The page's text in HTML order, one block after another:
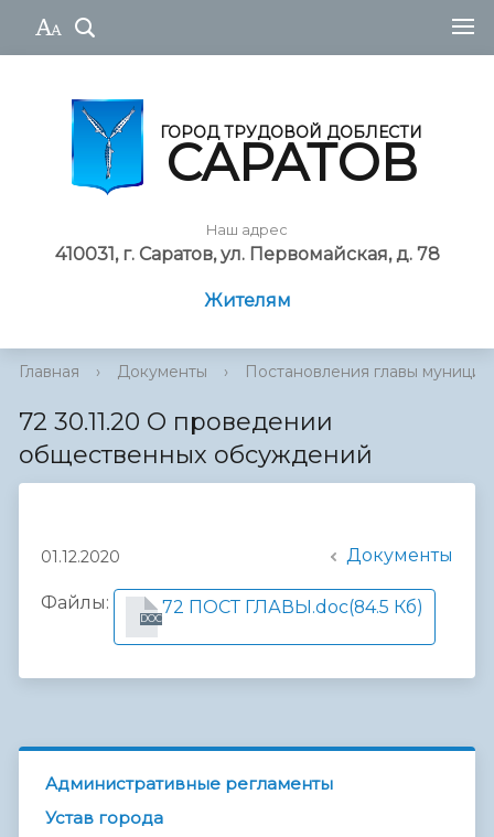
ГОРОД ТРУДОВОЙ ДОБЛЕСТИ
САРАТОВ
Наш адрес
410031, г. Саратов, ул. Первомайская, д. 78
Жителям
Главная › Документы › Постановления главы
72 30.11.20 О проведении
общественных обсуждений
01.12.2020 Документы
Файлы:
DOC
72 ПОСТ ГЛАВЫ.doc(84.5 Кб)
Административные регламенты
Устав города